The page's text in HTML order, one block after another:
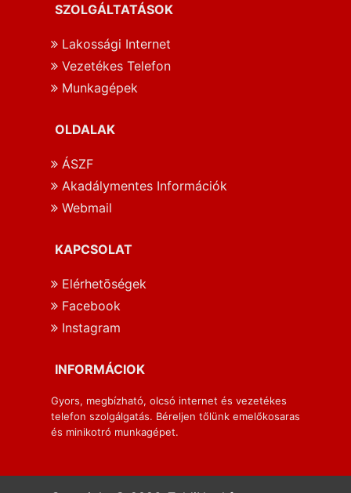
SZOLGÁLTATÁSOK
Lakossági Internet
Vezetékes Telefon
Munkagépek
OLDALAK
ÁSZF
Akadálymentes Információk
Webmail
KAPCSOLAT
Elérhetōségek
Facebook
Instagram
INFORMÁCIOK
Gyors, megbízható, olcsó internet és vezetékes
telefon szolgálgatás. Béreljen tőlünk emelőkosaras
és minikotró munkagépet.